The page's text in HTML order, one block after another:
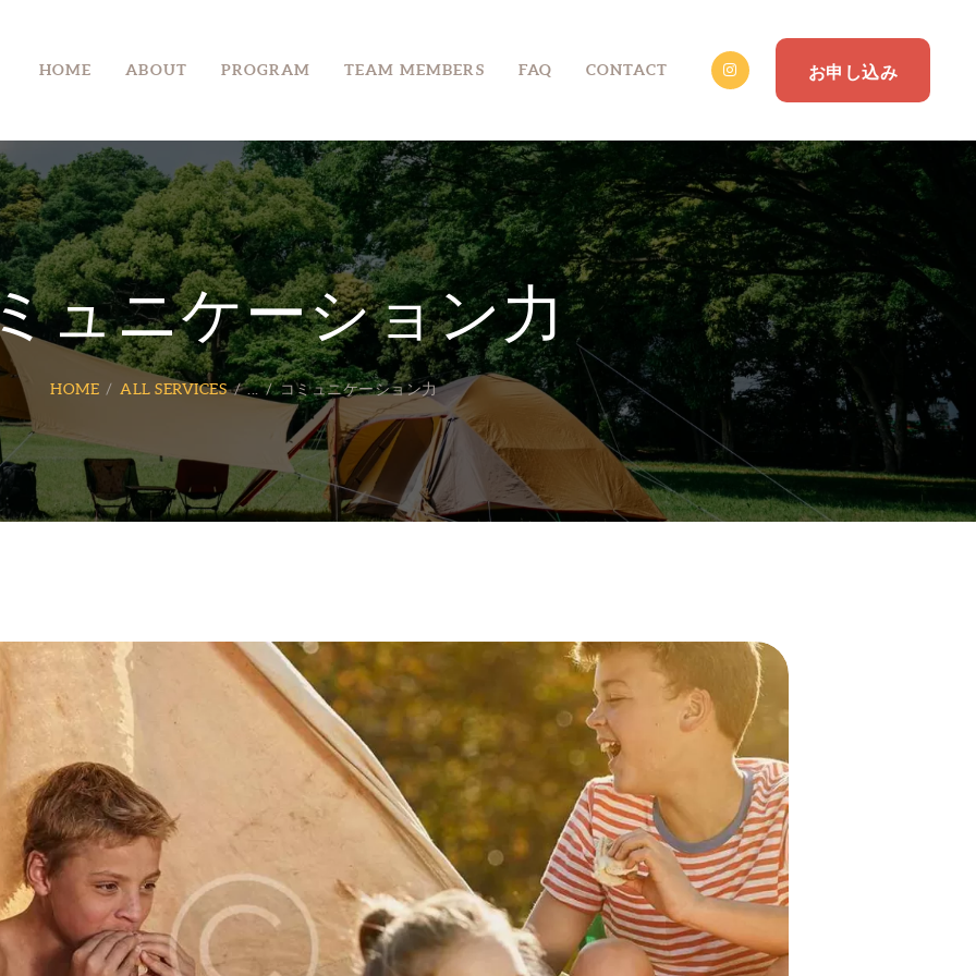
HOME ABOUT PROGRAM TEAM MEMBERS FAQ CONTACT お申し込み
ュニケーション力
HOME ALL SERVICES ... コミュニケーション力
PROGRAM
TEAM MEMBERS
FAQ
CONTACT